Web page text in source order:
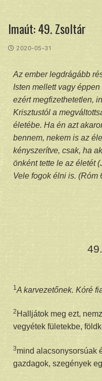
Imaút: 49. Zsoltár
2020-05-31
Az ember legdrágább
Isten mellett vagy
ezért megfizethetetlen,
Krisztustól a
életébe. Ha én azt
bennem, nekem is az
kényszerítve, csak, ha
önként tette le az életét
Vele fogok élni is. (Róm
1 A karvezetőnek. Kóré
2 Halljátok meg ezt,
vegyétek fületekbe,
3mind alacsonysorsúak
gazdagok, szegények